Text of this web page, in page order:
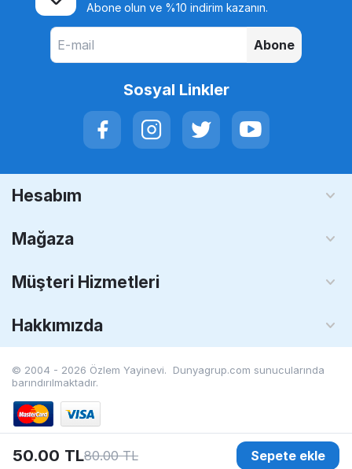
50.00 TL80.00 TL Sepete ekle
Abone olun ve %10 indirim kazanın.
Abone
Sosyal Linkler
Hesabım
Mağaza
Müşteri Hizmetleri
Hakkımızda
© 2004 - 2026 Özlem Yayinevi. Dunyagrup.com sunucularında
barındırılmaktadır.